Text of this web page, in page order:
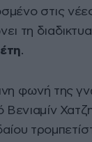
στις
τη
.
φωνή της
Βενιαμίν